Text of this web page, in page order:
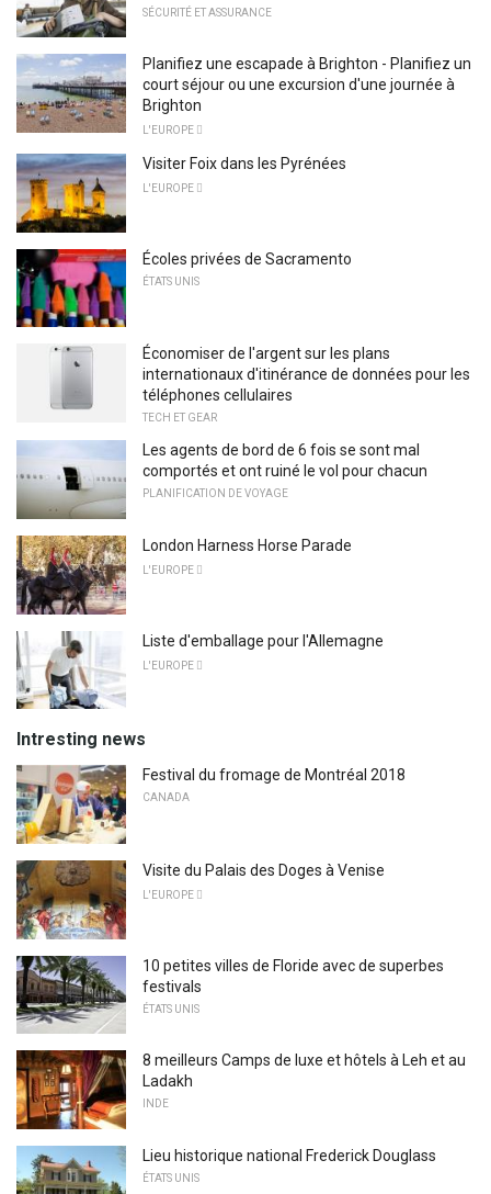
SÉCURITÉ ET ASSURANCE
Planifiez une escapade à Brighton - Planifiez un
court séjour ou une excursion d'une journée à
Brighton
L'EUROPE 
Visiter Foix dans les Pyrénées
L'EUROPE 
Écoles privées de Sacramento
ÉTATS UNIS
Économiser de l'argent sur les plans
internationaux d'itinérance de données pour les
téléphones cellulaires
TECH ET GEAR
Les agents de bord de 6 fois se sont mal
comportés et ont ruiné le vol pour chacun
PLANIFICATION DE VOYAGE
London Harness Horse Parade
L'EUROPE 
Liste d'emballage pour l'Allemagne
L'EUROPE 
Intresting news
Festival du fromage de Montréal 2018
CANADA
Visite du Palais des Doges à Venise
L'EUROPE 
10 petites villes de Floride avec de superbes
festivals
ÉTATS UNIS
8 meilleurs Camps de luxe et hôtels à Leh et au
Ladakh
INDE
Lieu historique national Frederick Douglass
ÉTATS UNIS